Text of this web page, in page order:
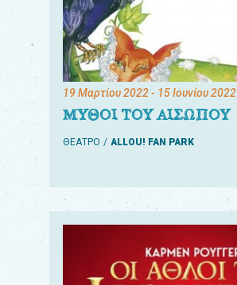
19 Μαρτίου 2022- 15 Ιουνίου 2022
ΜΥΘΟΙ ΤΟΥ ΑΙΣΩΠΟΥ
ΘΕΑΤΡΟ ALLOU! FAN PARK